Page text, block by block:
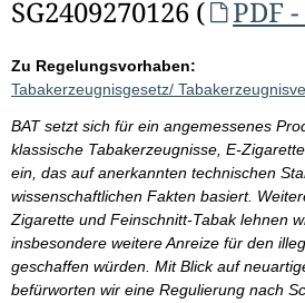
SG2409270126 (
PDF
Zu Regelungsvorhaben:
Tabakerzeugnisgesetz/
BAT setzt sich für ein angemessenes
klassische Tabakerzeugnisse, E-
ein, das auf anerkannten technischen
wissenschaftlichen Fakten basiert.
Zigarette und Feinschnitt-Tabak lehnen
insbesondere weitere Anreize für den
geschaffen würden. Mit Blick auf
befürworten wir eine Regulierung nach